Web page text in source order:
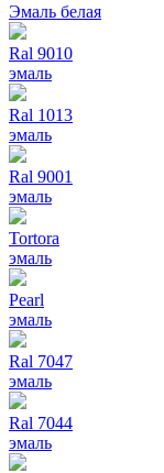
Эмаль белая
Ral 9010
эмаль
Ral 1013
эмаль
Ral 9001
эмаль
Tortora
эмаль
Pearl
эмаль
Ral 7047
эмаль
Ral 7044
эмаль